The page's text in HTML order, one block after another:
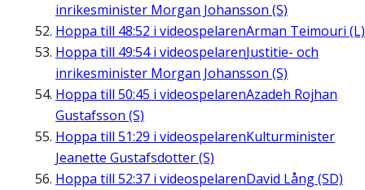
inrikesminister Morgan Johansson (S)
Hoppa till 48:52 i videospelarenArman Teimouri (L)
Hoppa till 49:54i videospelarenJustitie- och
inrikesminister Morgan Johansson (S)
Hoppa till 50:45 i videospelarenAzadeh Rojhan
Gustafsson (S)
Hoppa till 51:29 i videospelarenKulturminister
Jeanette Gustafsdotter (S)
Hoppa till 52:37 i videospelarenDavid Lång (SD)